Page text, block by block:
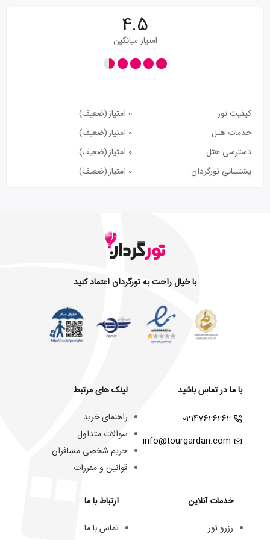
4.5
امتیاز میانگین
کیفیت تور 0 امتیاز
(ضعیف)
خدمات هتل
0 امتیاز
(ضعیف)
دسترسی هتل
0 امتیاز
(ضعیف)
پشتیبانی تورگردان
0 امتیاز (ضعیف)
با خیال راحت به تورگردان اعتماد کنید
با ما در تماس باشید
02147626262
info@tourgardan.com
خدمات آنلاین
رزرو تور
لینک های مرتبط
راهنمای خرید
سوالات متداول
حریم شخصی مسافران
قوانین و مقررات
ارتباط با ما
تماس با ما